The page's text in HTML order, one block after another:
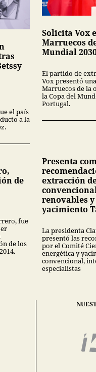
el país
a la
Solicita Vox
Marruecos
Mundial
El partido de
Vox presentó
Marruecos de la
la Copa del
Portugal.
de
fue
de los
Presenta
extracción
renovables
yacimiento
La presidenta
presentó las
por el Comité
energética y
convencional,
especialistas